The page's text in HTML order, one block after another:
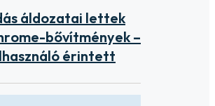
áldozatai lettek
bővítmények –
érintett